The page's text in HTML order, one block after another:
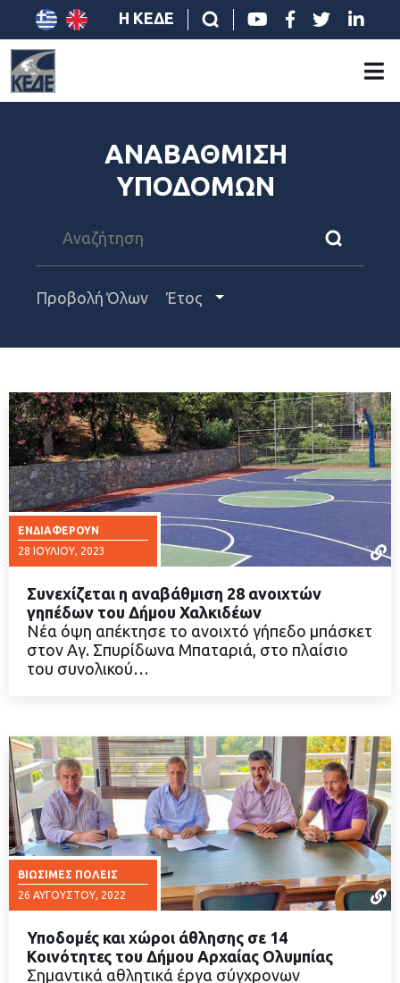
Η ΚΕΔΕ
ΑΝΑΒΑΘΜΙΣΗ
ΥΠΟΔΟΜΩΝ
Προβολή Όλων Έτος
ΕΝΔΙΑΦΈΡΟΥΝ
28 ΙΟΥΛΊΟΥ, 2023
ΔΙΑΒΑΣΤΕ ΠΕΡΙΣΣΟΤΕΡΑ
Συνεχίζεται η αναβάθμιση 28 ανοιχτών
γηπέδων του Δήμου Χαλκιδέων
Νέα όψη απέκτησε το ανοιχτό γήπεδο μπάσκετ
στον Αγ. Σπυρίδωνα Μπαταριά, στο πλαίσιο
του συνολικού…
ΒΙΏΣΙΜΕΣ ΠΌΛΕΙΣ
26 ΑΥΓΟΎΣΤΟΥ, 2022
Υποδομές και χώροι άθλησης σε 14
Κοινότητες του Δήμου Αρχαίας Ολυμπίας
Σημαντικά αθλητικά έργα σύγχρονων